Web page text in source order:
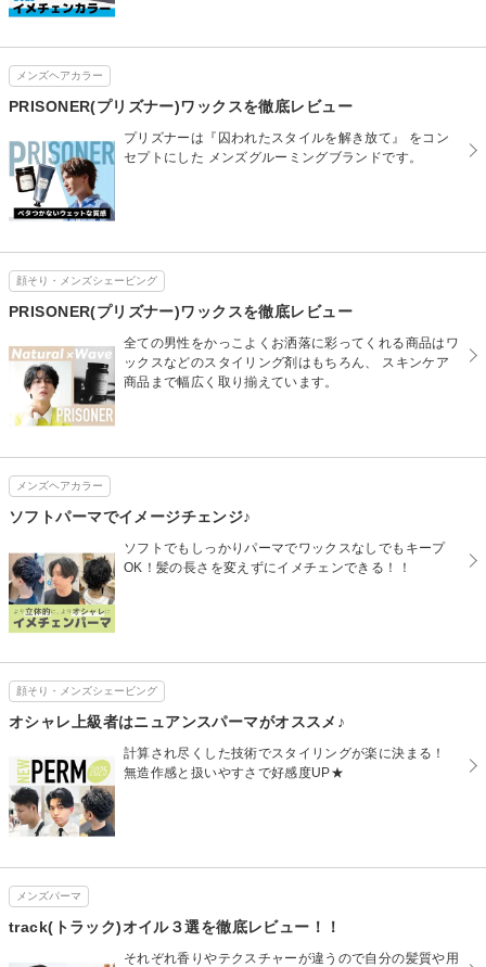
メンズヘアカラー
PRISONER(プリズナー)ワックスを徹底レビュー
プリズナーは『囚われたスタイルを解き放て』 をコン
セプトにした メンズグルーミングブランドです。
顔そり・メンズシェービング
PRISONER(プリズナー)ワックスを徹底レビュー
全ての男性をかっこよくお洒落に彩ってくれる商品はワ
ックスなどのスタイリング剤はもちろん、 スキンケア
商品まで幅広く取り揃えています。
メンズヘアカラー
ソフトパーマでイメージチェンジ♪
ソフトでもしっかりパーマでワックスなしでもキープ
OK！髪の長さを変えずにイメチェンできる！！
顔そり・メンズシェービング
オシャレ上級者はニュアンスパーマがオススメ♪
計算され尽くした技術でスタイリングが楽に決まる！
無造作感と扱いやすさで好感度UP★
メンズパーマ
track(トラック)オイル３選を徹底レビュー！！
それぞれ香りやテクスチャーが違うので自分の髪質や用